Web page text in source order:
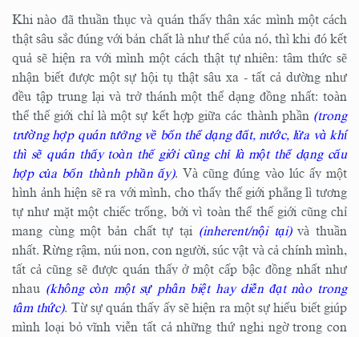
Khi nào đã thuần thục và quán thấy thân xác mình một cách
thật sâu sắc đúng với bản chất là như thế của nó, thì khi đó kết
quả sẽ hiện ra với mình một cách thật tự nhiên: tâm thức sẽ
nhận biết được một sự hội tụ thật sâu xa - tất cả dường như
đều tập trung lại và trở thánh một thể dạng đồng nhất: toàn
thể thế giới chỉ là một sự kết hợp giữa các thành phần (trong
trường hợp quán tưởng về bốn thể dạng đất, nước, lửa và khí
thì sẽ quán thấy toàn thế giới cũng chỉ là một thể dạng cấu
hợp của bốn thành phần ấy). Và cũng đúng vào lúc ấy một
hình ảnh hiện sẽ ra với mình, cho thấy thế giới phẳng lì tương
tự như mặt một chiếc trống, bởi vì toàn thể thế giới cũng chỉ
mang cùng một bản chất tự tại (inherent/nội tại)và thuần
nhất. Rừng rậm, núi non, con người, súc vật và cả chính mình,
tất cả cũng sẽ được quán thấy ở một cấp bậc đồng nhất như
nhau (không còn một sự phân biệt hay diễn đạt nào trong
tâm thức). Từ sự quán thấy ấy sẽ hiện ra một sự hiểu biết giúp
mình loại bỏ vĩnh viễn tất cả những thứ nghi ngờ trong con